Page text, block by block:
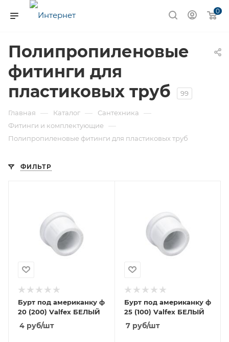
0
Полипропиленовые
фитинги для
пластиковых труб
99
Главная — Каталог — Сантехника —
Фитинги и комплектующие —
Полипропиленовые фитинги для пластиковых труб
ФИЛЬТР
Бурт под американку ф
20 (200) Vаlfex БЕЛЫЙ
4 руб/шт
Бурт под американку ф
25 (100) Vаlfex БЕЛЫЙ
7руб/шт